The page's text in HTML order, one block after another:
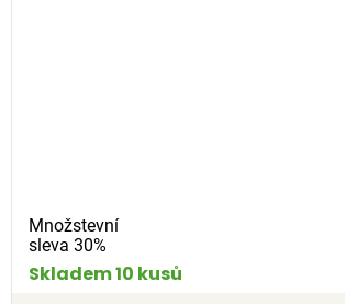
Množstevní
sleva 30%
Skladem 10 kusů